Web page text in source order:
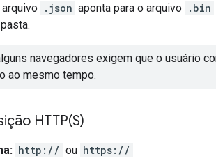
.json aponta para o arquivo .bin
navegadores exigem que o usuário
ao mesmo tempo.
HTTP(S)
http:// ou https://